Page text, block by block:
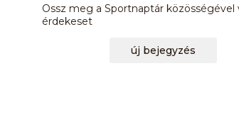
Ossz meg a Sportnaptár közösségével
érdekeset
új bejegyzés